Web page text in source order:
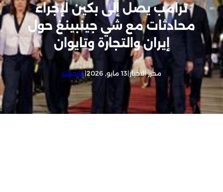
ترامب يصل إلى بكين لإجراء
محادثات مع شي جينبينغ حول
إيران والتجارة وتايوان
محرر الاخبار|13 مايو, 2026 |خارجيات